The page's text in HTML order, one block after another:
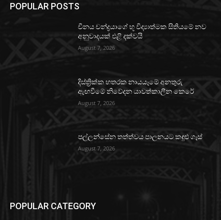
POPULAR POSTS
චීනය චන්ද්‍රයාගේ භූ විද්‍යාත්මක සිතියමේ නව
අනුවාදයක් එළි දක්වයි
August 7, 2026
දිස්ත්‍රික්ක හතරක නායයෑමේ අනතුරු
ඇඟවීමේ නිවේදන යාවත්කාලීන කෙරේ
August 7, 2026
පල්ලන්සේන තත්ත්වය පාලනයට කඳුළු ගෑස්
August 7, 2026
POPULAR CATEGORY